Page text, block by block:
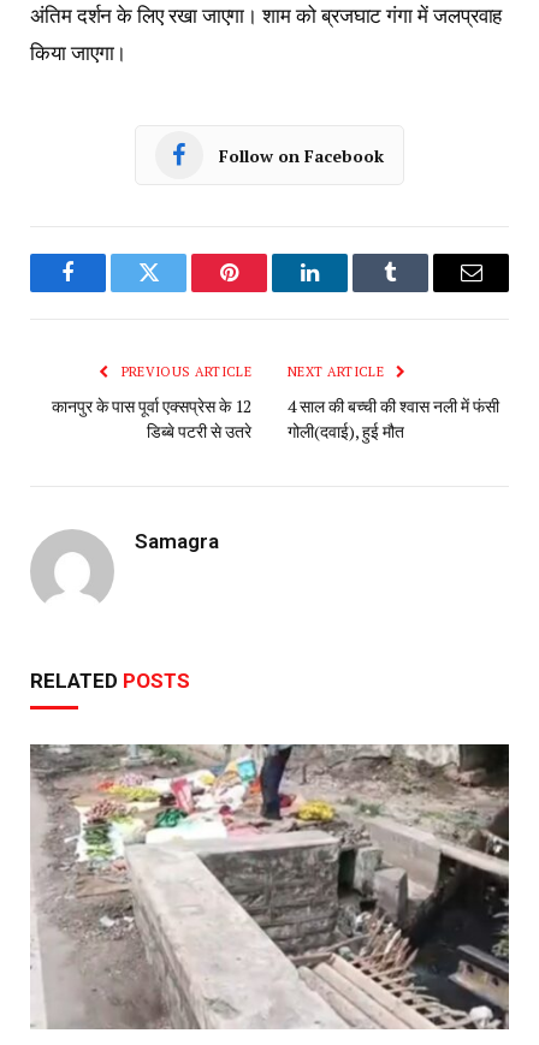
अंतिम दर्शन के लिए रखा जाएगा। शाम को ब्रजघाट गंगा में जलप्रवाह
किया जाएगा।
Follow on Facebook
FacebookTwitter Pinterest LinkedInTumblr Email
PREVIOUS ARTICLE
कानपुर के पास पूर्वा एक्सप्रेस के 12
डिब्बे पटरी से उतरे
NEXT ARTICLE
4 साल की बच्ची की श्वास नली में फंसी
गोली(दवाई), हुई मौत
Samagra
RELATED POSTS